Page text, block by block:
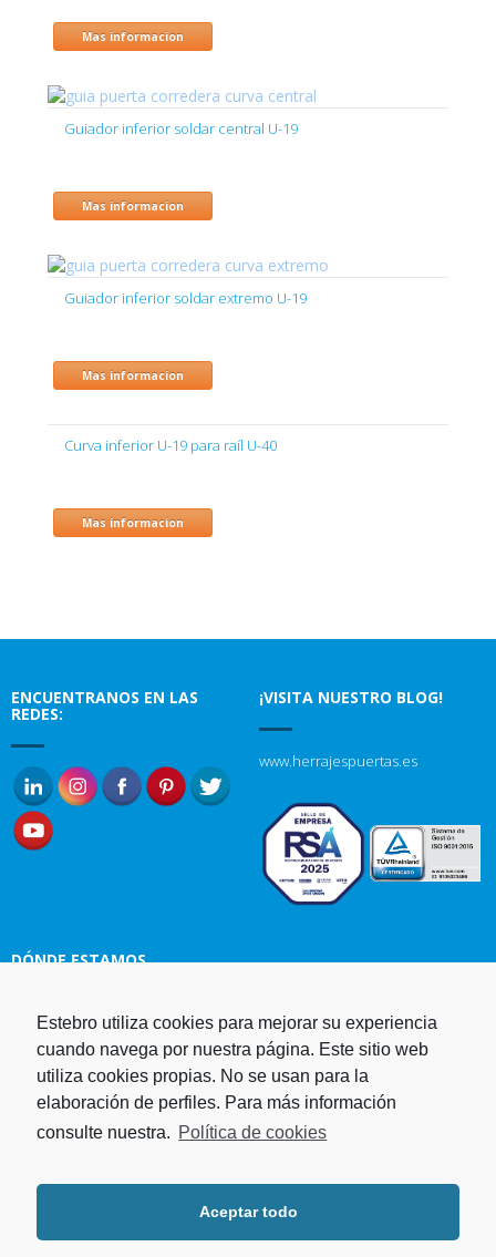
Mas informacion
Guiador inferior soldar central U-19
Mas informacion
Guiador inferior soldar extremo U-19
Mas informacion
Curva inferior U-19 para raíl U-40
Mas informacion
ENCUENTRANOS EN LAS
REDES:
¡VISITA NUESTRO BLOG!
www.herrajespuertas.es
DÓNDE ESTAMOS
Estampaciones EBRO, S.L.
Polg. Ind. Malpica-Alfindén C/H
naves 10, 12, 14 y 5 50171 La
Puebla de Alfindén Zaragoza,
España
Fax. +34 976 108 058
Política de privacidad
Programa operativo FEDER Aragón
2014-2020Plan de recuperación,
Estebro utiliza cookies para mejorar su experiencia
cuando navega por nuestra página. Este sitio web
utiliza cookies propias. No se usan para la
elaboración de perfiles. Para más información
consulte nuestra. Política de cookies
Aceptar todo